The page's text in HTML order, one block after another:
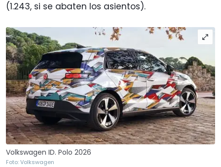
(1.243, si se abaten los asientos).
Volkswagen ID. Polo 2026
Foto: Volkswagen